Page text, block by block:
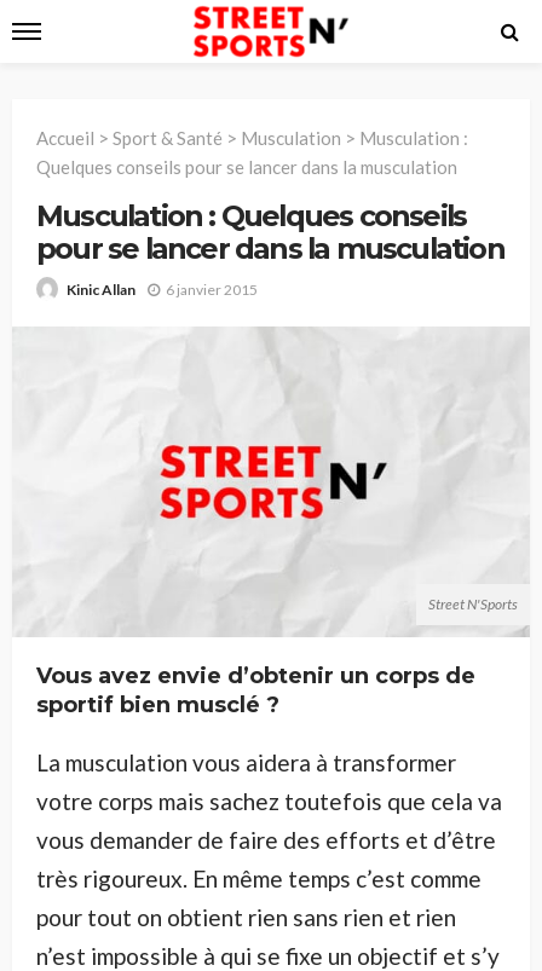
Accueil > Sport & Santé > Musculation > Musculation :
Quelques conseils pour se lancer dans la musculation
Musculation : Quelques conseils
pour se lancer dans la musculation
Kinic Allan 6 janvier 2015
Street N'Sports
Vous avez envie d’obtenir un corps de
sportif bien musclé ?
La musculation vous aidera à transformer
votre corps mais sachez toutefois que cela va
vous demander de faire des efforts et d’être
très rigoureux. En même temps c’est comme
pour tout on obtient rien sans rien et rien
n’est impossible à qui se fixe un objectif et s’y